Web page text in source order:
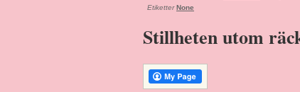
Etiketter None
Stillheten utom